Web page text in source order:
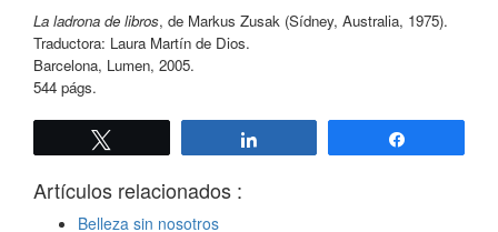
La ladrona de libros, de Markus Zusak (Sídney, Australia, 1975).
Traductora: Laura Martín de Dios.
Barcelona, Lumen, 2005.
544 págs.
Artículos relacionados :
Belleza sin nosotros